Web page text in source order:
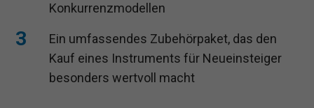
Konkurrenzmodellen
Ein umfassendes Zubehörpaket, das den
Kauf eines Instruments für Neueinsteiger
besonders wertvoll macht